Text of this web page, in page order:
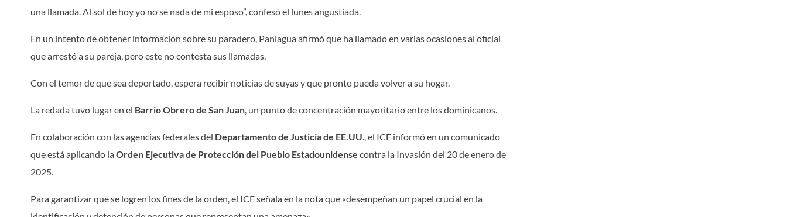
una llamada. Al sol de hoy yo no sé nada de mi esposo”, confesó el lunes angustiada.
En un intento de obtener información sobre su paradero, Paniagua afirmó que ha llamado en varias ocasiones al oficial
que arrestó a su pareja, pero este no contesta sus llamadas.
Con el temor de que sea deportado, espera recibir noticias de suyas y que pronto pueda volver a su hogar.
La redada tuvo lugar en el Barrio Obrero de San Juan, un punto de concentración mayoritario entre los dominicanos.
En colaboración con las agencias federales del Departamento de Justicia de EE.UU., el ICE informó en un comunicado
que está aplicando laOrden Ejecutiva de Protección del Pueblo Estadounidense contra la Invasión del 20 de enero de
2025.
Para garantizar que se logren los fines de la orden, el ICE señala en la nota que «desempeñan un papel crucial en la